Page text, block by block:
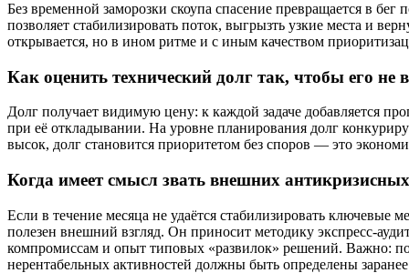
Без временной заморозки скоупа спасение превращается в бег
позволяет стабилизировать поток, выгрызть узкие места и
открывается, но в ином ритме и с иным качеством
Как оценить технический долг так, чтобы его не
Долг получает видимую цену: к каждой задаче добавляется
при её откладывании. На уровне планирования долг
высок, долг становится приоритетом без споров — это
Когда имеет смысл звать внешних
Если в течение месяца не удаётся стабилизировать
полезен внешний взгляд. Он приносит методику
компромиссам и опыт типовых «развилок» решений. Важно:
нерентабельных активностей должны быть определены